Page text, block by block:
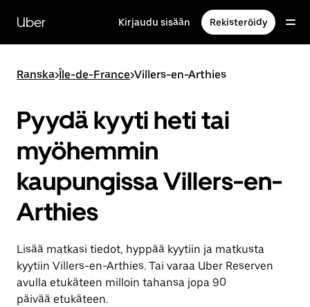
siirry
pääsisältöön
Uber Kirjaudu sisään Rekisteröidy
Ranska>Île-de-France>Villers-en-Arthies
Pyydä kyyti heti tai
myöhemmin
kaupungissa Villers-en-
Arthies
Lisää matkasi tiedot, hyppää kyytiin ja matkusta
kyytiin Villers-en-Arthies. Tai varaa Uber Reserven
avulla etukäteen milloin tahansa jopa 90
päivää etukäteen.